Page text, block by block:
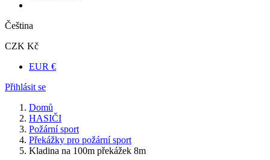
Čeština
CZK Kč
EUR €
Přihlásit se
Domů
HASIČI
Požární sport
Překážky pro požární sport
Kladina na 100m překážek 8m